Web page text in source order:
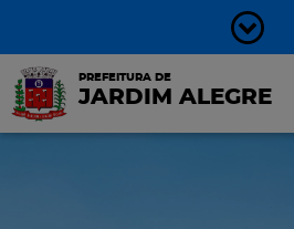
PREFEITURA DE
JARDIM ALEGRE